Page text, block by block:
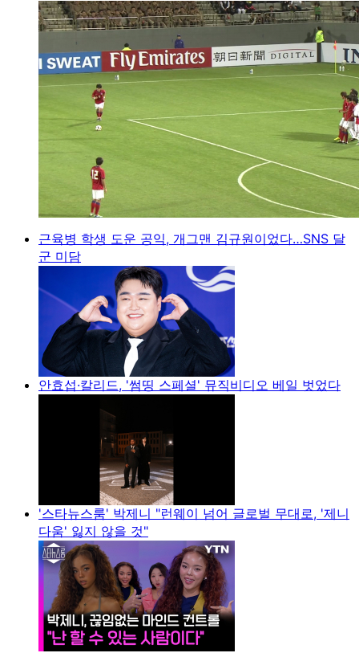
근육병 학생 도운 공익, 개그맨 김규원이었다…SNS 달
군 미담
안효섭·칼리드, '썸띵 스페셜' 뮤직비디오 베일 벗었다
'스타뉴스룸' 박제니 "런웨이 넘어 글로벌 무대로, '제니
다움' 잃지 않을 것"